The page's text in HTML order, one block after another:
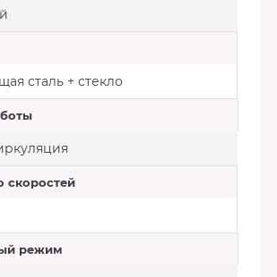
сталь + стекло
скоростей
режим